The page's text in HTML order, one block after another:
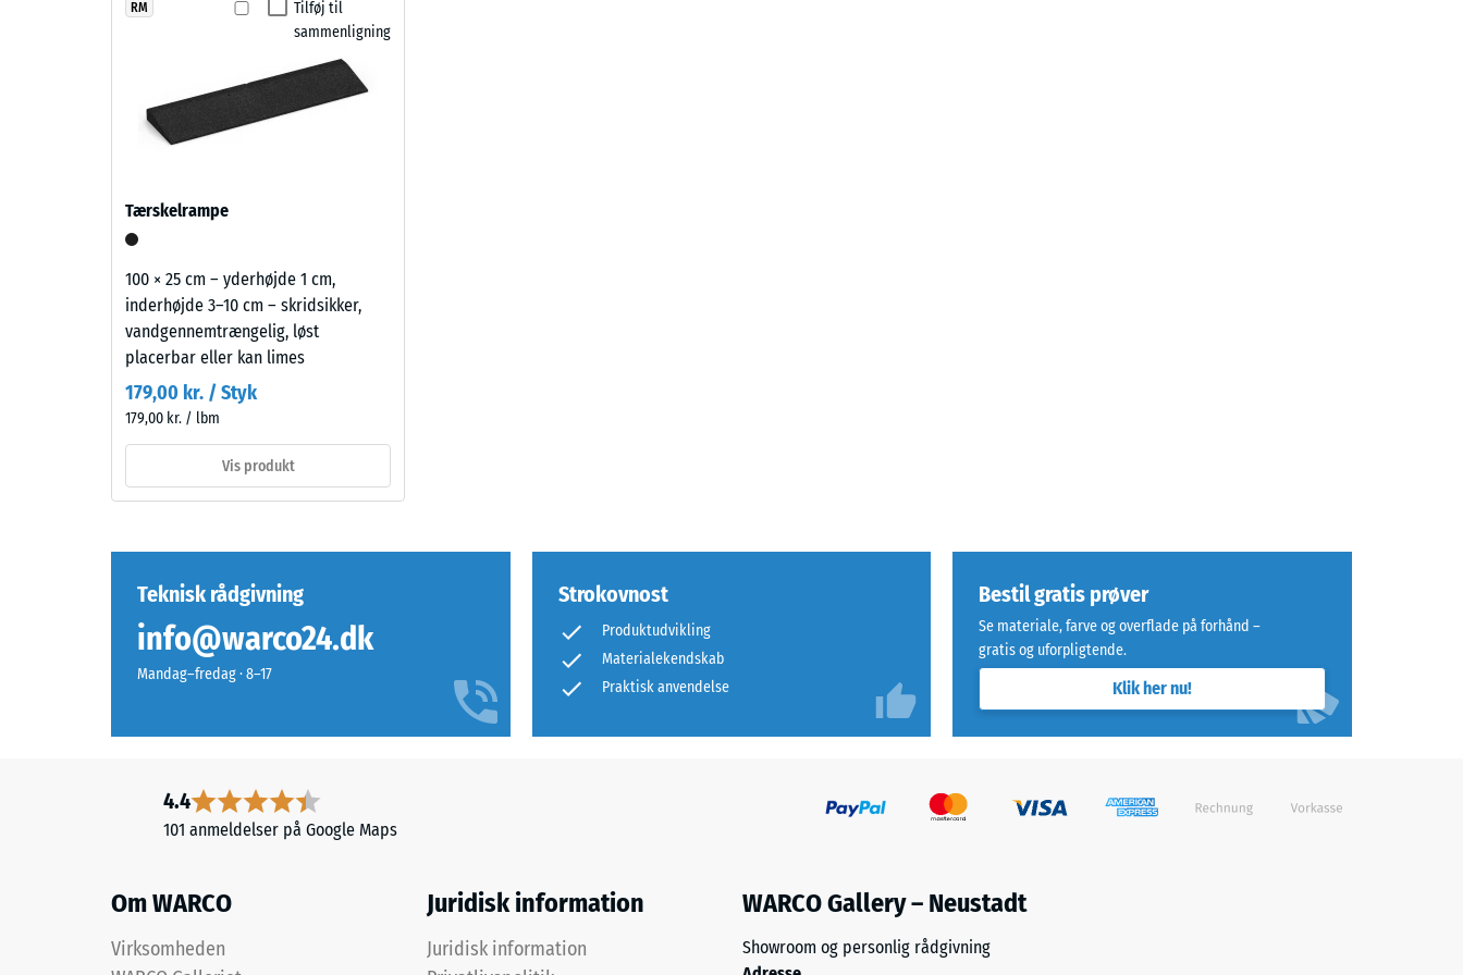
til at dæmpe trin-, rulle- og skrabstøj, hvilket er en fordel i udendørsmiljøer med aktivitet. Løbende
vedligeholdelse sker ved fejning eller højtryksrensning. Om nødvendigt kan enkeltfliser løftes og
udskiftes uden at større dele af overfladen skal demonteres.
ELT-
græsgrønt
bindemiddel.
Farven
fremstår
som
en
klar
mellemgrøn
nuance.
Belægningen
kan
med
så
overfladen
mørkere.
opbygning
Produktet
en
fordybning
aflastning
Tilføj til
sammenligning
RM
Tærskelrampe
100 × 25 cm – yderhøjde 1 cm,
inderhøjde 3–10 cm – skridsikker,
vandgennemtrængelig, løst
placerbar eller kan limes
179,00 kr. / Styk
179,00 kr. / lbm
Vis produkt
Teknisk rådgivning
info@warco24.dk
Mandag–fredag · 8–17
Strokovnost
Produktudvikling
Materialekendskab
Praktisk anvendelse
Bestil gratis prøver
Se materiale, farve og overflade på forhånd –
gratis og uforpligtende.
Klik her nu!
4.4
101 anmeldelser på Google Maps
Om WARCO
Virksomheden
Juridisk information
Juridisk information
WARCO Gallery – Neustadt
Showroom og personlig rådgivning